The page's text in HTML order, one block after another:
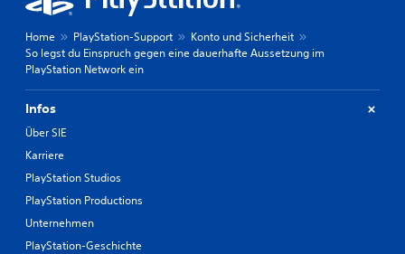
Home PlayStation-Support
Konto und Sicherheit
So legst du Einspruch gegen eine dauerhafte Aussetzung im
PlayStation Network ein
Infos
Über SIE
Karriere
PlayStation Studios
PlayStation Productions
Unternehmen
PlayStation-Geschichte